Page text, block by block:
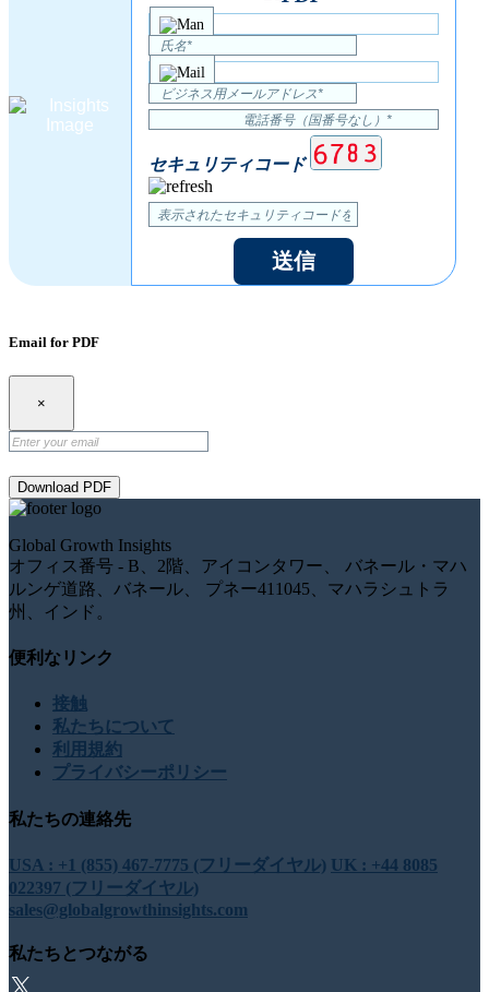
セキュリティコード
送信
Email for PDF
×
Download PDF
Global Growth Insights
オフィス番号 - B、2階、アイコンタワー、 バネール・マハ
ルンゲ道路、バネール、 プネー411045、マハラシュトラ
州、インド。
便利なリンク
接触
私たちについて
利用規約
プライバシーポリシー
私たちの連絡先
USA : +1 (855) 467-7775 (フリーダイヤル) UK : +44 8085
022397 (フリーダイヤル)
sales@globalgrowthinsights.com
私たちとつながる